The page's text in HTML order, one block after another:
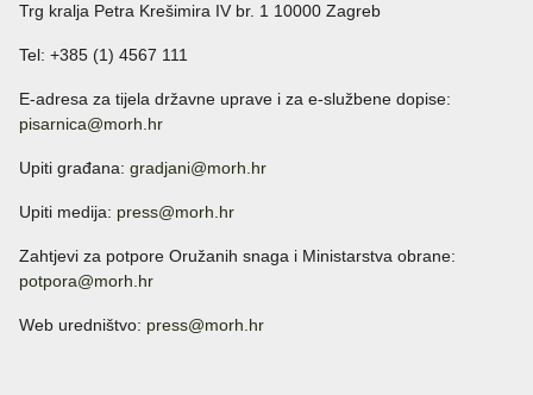
Trg kralja Petra Krešimira IV br. 1 10000 Zagreb
Tel: +385 (1) 4567 111
E-adresa za tijela državne uprave i za e-službene dopise:
pisarnica@morh.hr
Upiti građana: gradjani@morh.hr
Upiti medija: press@morh.hr
Zahtjevi za potpore Oružanih snaga i Ministarstva obrane:
potpora@morh.hr
Web uredništvo: press@morh.hr